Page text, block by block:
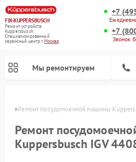
FIX-KUPPERSBUSCH
Ремонт устройств
Kuppersbusch
Специализированный
cервисный центр г.Москва
+7
+7
Звонок
Мы ремонтируем
Ремонт посудомоечной машины
Ремонт
Kuppersbusch IGV